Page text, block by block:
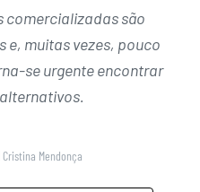
comercializadas são
e, muitas vezes, pouco
se urgente encontrar
Cristina Mendonça